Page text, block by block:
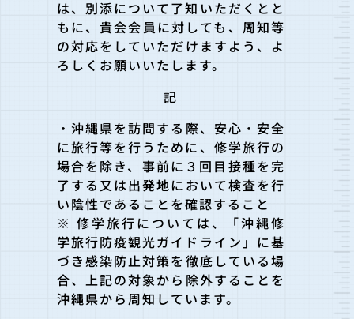
は、別添について了知いただくと と
もに、貴会会員に対しても、周知等
の対応をしていただけますよう、よ
ろしくお願いいたします。
記
・沖縄県を訪問する際、安心・安全
に旅行等を行うために、修学旅行の
場合を除き、事前に３回目接種を完
了する又は出発地において検査を行
い陰性であることを確認すること
※ 修学旅行については、「沖縄修
学旅行防疫観光ガイドライン」に基
づき感染防止対策を徹底している場
合、上記の対象から除外することを
沖縄県から周知しています。